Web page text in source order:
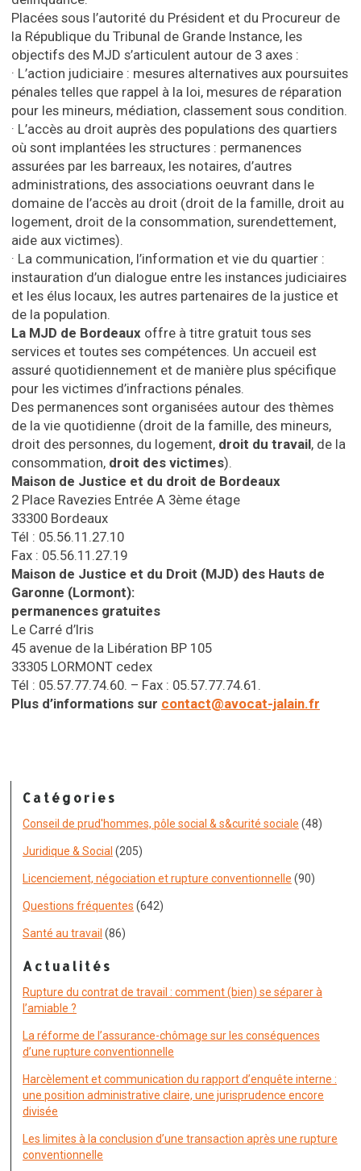
Placées sous l’autorité du Président et du Procureur de
la République du Tribunal de Grande Instance, les
objectifs des MJD s’articulent autour de 3 axes :
· L’action judiciaire : mesures alternatives aux poursuites
pénales telles que rappel à la loi, mesures de réparation
pour les mineurs, médiation, classement sous condition.
· L’accès au droit auprès des populations des quartiers
où sont implantées les structures : permanences
assurées par les barreaux, les notaires, d’autres
administrations, des associations oeuvrant dans le
domaine de l’accès au droit (droit de la famille, droit au
logement, droit de la consommation, surendettement,
aide aux victimes).
· La communication, l’information et vie du quartier :
instauration d’un dialogue entre les instances judiciaires
et les élus locaux, les autres partenaires de la justice et
de la population.
La MJD de Bordeaux offre à titre gratuit tous ses
services et toutes ses compétences. Un accueil est
assuré quotidiennement et de manière plus spécifique
pour les victimes d’infractions pénales.
Des permanences sont organisées autour des thèmes
de la vie quotidienne (droit de la famille, des mineurs,
droit des personnes, du logement, droit du travail, de la
consommation, droit des victimes).
Maison de Justice et du droit de Bordeaux
2 Place Ravezies Entrée A 3ème étage
33300 Bordeaux
Tél : 05.56.11.27.10
Fax : 05.56.11.27.19
Maison de Justice et du Droit (MJD) des Hauts de
Garonne (Lormont):
permanences gratuites
Le Carré d’Iris
45 avenue de la Libération BP 105
33305 LORMONT cedex
Tél : 05.57.77.74.60. – Fax : 05.57.77.74.61.
Plus d’informations sur contact@avocat-jalain.fr
Catégories
Conseil de prud'hommes, pôle social & s&curité sociale (48)
Juridique & Social (205)
Licenciement, négociation et rupture conventionnelle (90)
Questions fréquentes (642)
Santé au travail (86)
Actualités
Rupture du contrat de travail : comment (bien) se séparer à
l’amiable ?
La réforme de l’assurance-chômage sur les conséquences
d’une rupture conventionnelle
Harcèlement et communication du rapport d’enquête interne :
une position administrative claire, une jurisprudence encore
divisée
Les limites à la conclusion d’une transaction après une rupture
conventionnelle